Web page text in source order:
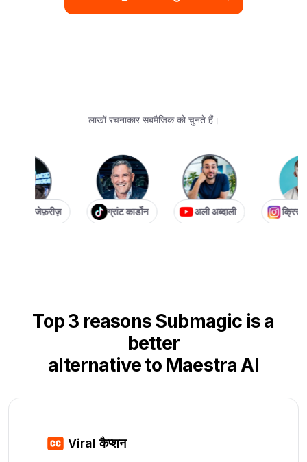
लाखों रचनाकार सबमैजिक को चुनते हैं।
जेफ़रीज़ ग्रांट कार्डोन अली अब्दाली क्रिस
Top 3 reasons Submagic is a
better
alternative to Maestra AI
Viral कैप्शन